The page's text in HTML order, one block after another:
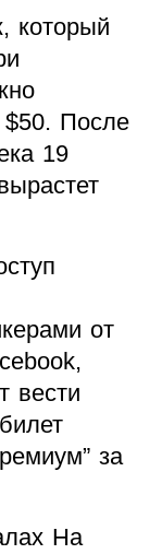
который
$50. После
19
от
вести
за
На